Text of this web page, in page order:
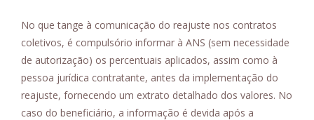
No que tange à comunicação do reajuste nos contratos
coletivos, é compulsório informar à ANS (sem necessidade
de autorização) os percentuais aplicados, assim como à
pessoa jurídica contratante, antes da implementação do
reajuste, fornecendo um extrato detalhado dos valores. No
caso do beneficiário, a informação é devida após a